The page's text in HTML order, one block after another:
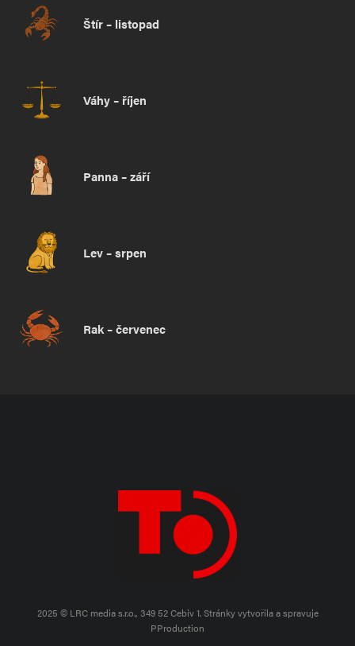
Štír – listopad
Váhy – říjen
Panna – září
Lev – srpen
Rak – červenec
2025 © LRC media s.r.o., 349 52 Cebiv 1.Stránky vytvořila a spravuje
PProduction